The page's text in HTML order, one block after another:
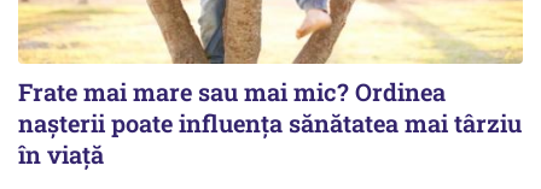
Frate mai mare sau mai mic? Ordinea
nașterii poate influența sănătatea mai târziu
în viață